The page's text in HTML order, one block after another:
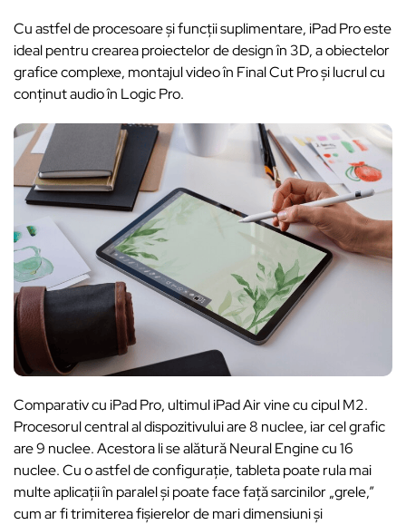
Cu astfel de procesoare și funcții suplimentare, iPad Pro este
ideal pentru crearea proiectelor de design în 3D, a obiectelor
grafice complexe, montajul video în Final Cut Pro și lucrul cu
conținut audio în Logic Pro.
Comparativ cu iPad Pro, ultimul iPad Air vine cu cipul M2.
Procesorul central al dispozitivului are 8 nuclee, iar cel grafic
are 9 nuclee. Acestora li se alătură Neural Engine cu 16
nuclee. Cu o astfel de configurație, tableta poate rula mai
multe aplicații în paralel și poate face față sarcinilor „grele,”
cum ar fi trimiterea fișierelor de mari dimensiuni și